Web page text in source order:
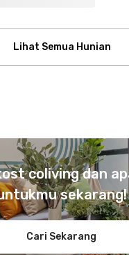
Lihat Semua Hunian
coliving dan
sekarang!
Cari Sekarang